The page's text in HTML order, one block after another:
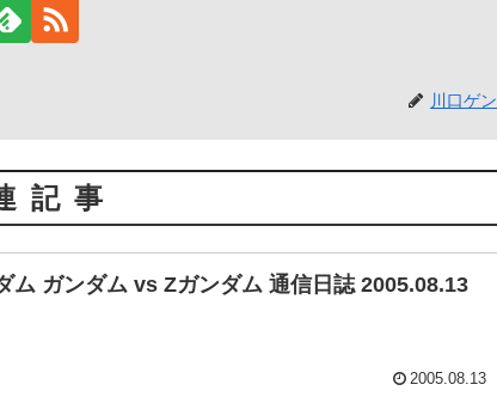
川口ゲン
記事
ム ガンダム vs Zガンダム 通信日誌 2005.08.13
2005.08.13